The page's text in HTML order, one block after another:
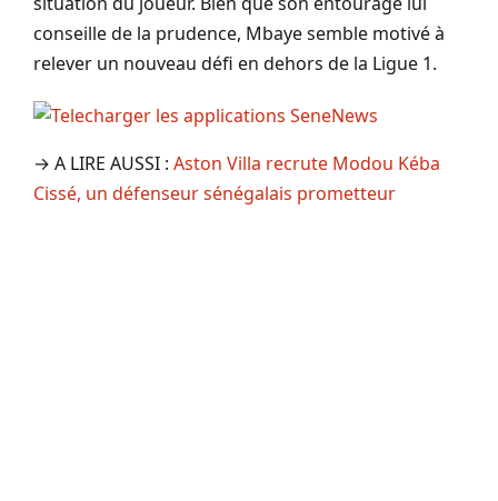
conseille de la prudence, Mbaye semble motivé à
relever un nouveau défi en dehors de la Ligue 1.
→ A LIRE AUSSI : Aston Villa recrute Modou Kéba
Cissé, un défenseur sénégalais prometteur